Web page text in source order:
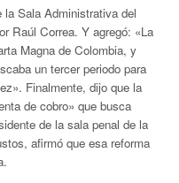
la Sala Administrativa del
Raúl Correa. Y agregó: «La
Magna de Colombia, y
un tercer periodo para
Finalmente, dijo que la
de cobro» que busca
de la sala penal de la
afirmó que esa reforma